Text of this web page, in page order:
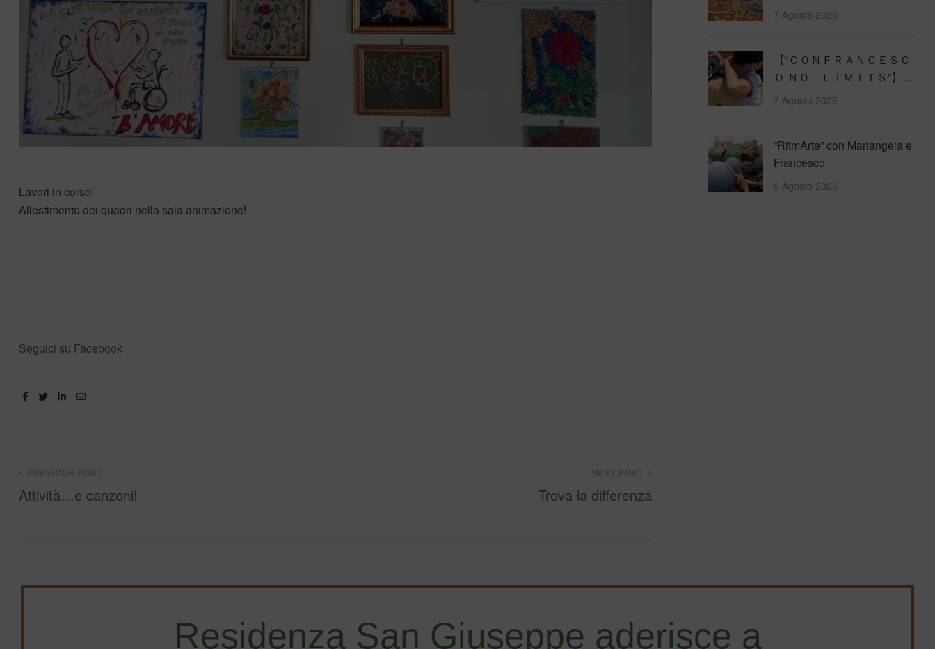
Lavori in corso!
Allestimento dei quadri nella sala animazione!
Seguici su Facebook
FacebookTwitterLinkedin
Email
Attività…e canzoni! Trova la differenza
7 Agosto 2026
【 “ＣＯＮＦＲＡＮＣＥＳＣ
Ｏ ＮＯ ＬＩＭＩＴＳ”】
Traversata dello Stretto di
Messina
7 Agosto 2026
“RitmArte” con Mariangela e
Francesco
6 Agosto 2026
Residenza San Giuseppe aderisce a